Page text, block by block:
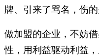
牌、引来了骂名，伤
做加盟的企业，不妨
性，用利益驱动利益，